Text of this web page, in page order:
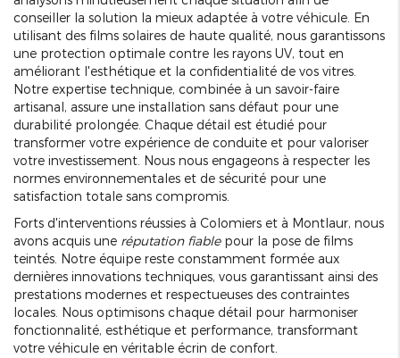
conseiller la solution la mieux adaptée à votre véhicule. En
utilisant des films solaires de haute qualité, nous garantissons
une protection optimale contre les rayons UV, tout en
améliorant l'esthétique et la confidentialité de vos vitres.
Notre expertise technique, combinée à un savoir-faire
artisanal, assure une installation sans défaut pour une
durabilité prolongée. Chaque détail est étudié pour
transformer votre expérience de conduite et pour valoriser
votre investissement. Nous nous engageons à respecter les
normes environnementales et de sécurité pour une
satisfaction totale sans compromis.
Forts d'interventions réussies à Colomiers et à Montlaur, nous
avons acquis une réputation fiablepour la pose de films
teintés. Notre équipe reste constamment formée aux
dernières innovations techniques, vous garantissant ainsi des
prestations modernes et respectueuses des contraintes
locales. Nous optimisons chaque détail pour harmoniser
fonctionnalité, esthétique et performance, transformant
votre véhicule en véritable écrin de confort.